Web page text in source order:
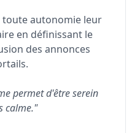
toute autonomie leur
en définissant le
des annonces
permet d'être serein
calme."